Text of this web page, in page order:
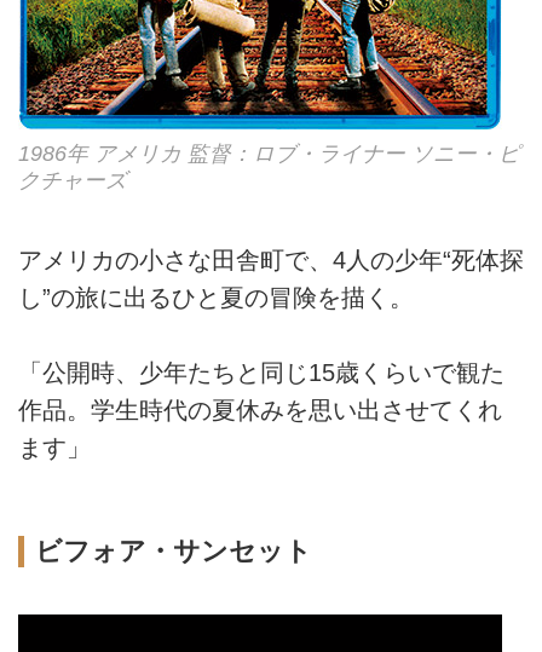
1986年 アメリカ 監督：ロブ・ライナー ソニー・ピ
クチャーズ
アメリカの小さな田舎町で、4人の少年“死体探
し”の旅に出るひと夏の冒険を描く。
「公開時、少年たちと同じ15歳くらいで観た
作品。学生時代の夏休みを思い出させてくれ
ます」
ビフォア・サンセット